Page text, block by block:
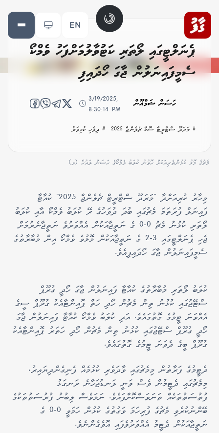
EN
ޕެނަލްޓީގައި ލޯތަރި ކަޓުވާލުމަށްފަހު ވެމްކޯ
ސެމީފައިނަލުން ޖާގަ ހޯދައިފި
ހަސަން ޝަމްއޫން
3/19/2025,
8:30:14 PM
# މަރަދޫ ސްޓްރީޓް ސޮކާ ޗެލެންޖް 2025 # ދިވެހި ކުޅިވަރު
މެޗުގެ މޮޅު ކުޅުންތެރިއަކަށް ހޮވުނު ކުލަބު ވެމްކޯގެ ހަސަން ލައުހް (ވ)
މިހާރު ކުރިއަށްދާ "މަރަދޫ ސްޓްރީޓް ޗެލެންޖް 2025" ކުއާޓާ
ފައިނަލް ފުރަތަމަ މެޗުގައި ބުދަ ދުވަހުގެ ރޭ ކުލަބު ވެމްކޯ އާއި ކުލަބު
ލޯތަރި ކުޅުނު މެޗު 0-0 ގެ ނަތީޖާއަކުން އެއްވަރުވެ ނަތީޖާނެރުމަށް
ޖެހި ޕެނަލްޓީގައި 3-2 ގެ ނަތީޖާއަކުން މޮޅުވެ ވެމްކޯ އިން މުބާރާތުގެ
ސެމީފައިނަލުން ޖާގަ ހޯދައިފިއެވެ.
ކުލަބު ލޯތަރި މުބާރާތުގެ ކުއާޓާ ފައިނަލުން ޖާގަ ހޯދީ ގުރޫޕް
ސްޓޭޖުގައި ކުޅުނު ތިން މެޗުން ހޯދި ހަތް ޕޮއިންޓާއެކު ގުރޫޕް ސީގެ
އެއްވަނަ ޓީމުގެ ގޮތުގައެވެ. އަދި ކުލަބު ވެމްކޯ ކުއާޓާ ފައިނަލުން ޖާގަ
ހޯދީ ގުރޫޕް ސްޓޭޖުގައި ކުޅުނު ތިން މެޗުން ހޯދި ހަތަރު ޕޮއިންޓާއެކު
ގުރޫޕް ބީގެ ދެވަނަ ޓީމުގެ ގޮތުގައެވެ.
ދެޓީމުގެ ފަރާތުން މިމެޗުގައި ވާދަވެރި ކުޅުމެއް ފެނިގެންދިޔައިރު،
މިމެޗުގައި ދެޓީމުން ވެސް ވަނީ ލަނޑުޖަހާނެ ރަނގަޅު
ފުތުސަތުތަކެއް ތަނަވަސްކޮށްފައެވެ. ނަމަވެސް ލިބުނު ފުރުސަތުތަކުގެ
ބޭންނުކުރެވި މެޗުގެ ފުރިހަމަ ވަގުތުގެ ކުޅުން ހަމަވީ 0-0 ގެ
ނަތީޖާއަކުން ދެޓީމު އެއްވަރުވެފައި އޮވެގެންނެވެ.